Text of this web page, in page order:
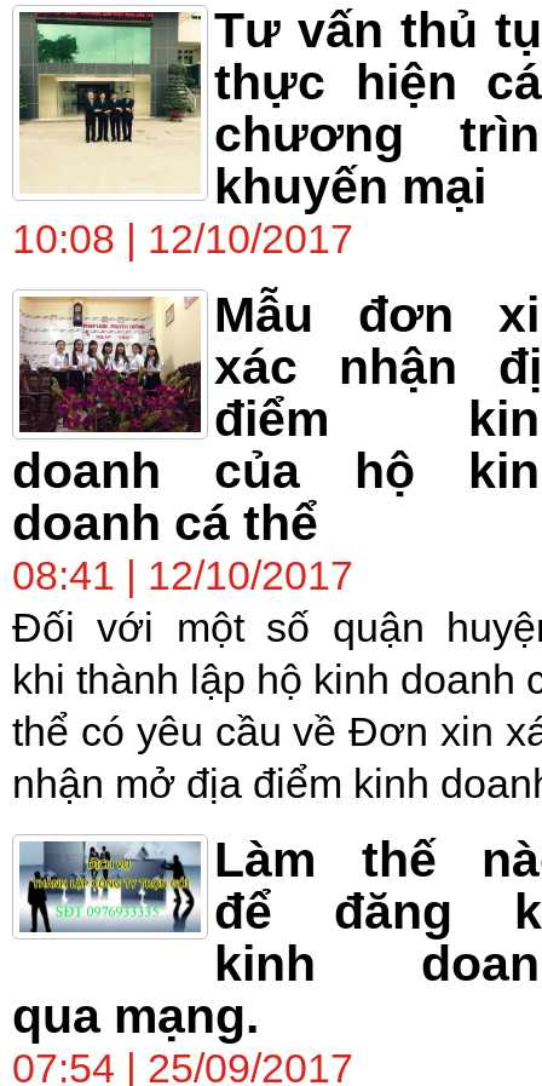
Tư vấn thủ
thực hiện
chương
khuyến mại
10:08 | 12/10/2017
Mẫu đơn
xác nhận
điểm
doanh của hộ
doanh cá thể
08:41 | 12/10/2017
Đối với một số quận
khi thành lập hộ kinh doanh
thể có yêu cầu về Đơn xin
nhận mở địa điểm kinh
Làm thế
để đăng
kinh
qua mạng.
07:54 | 25/09/2017